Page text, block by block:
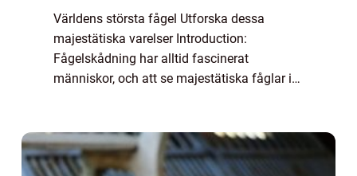
Världens största fågel Utforska dessa
majestätiska varelser Introduction:
Fågelskådning har alltid fascinerat
människor, och att se majestätiska fåglar i
utforska ...